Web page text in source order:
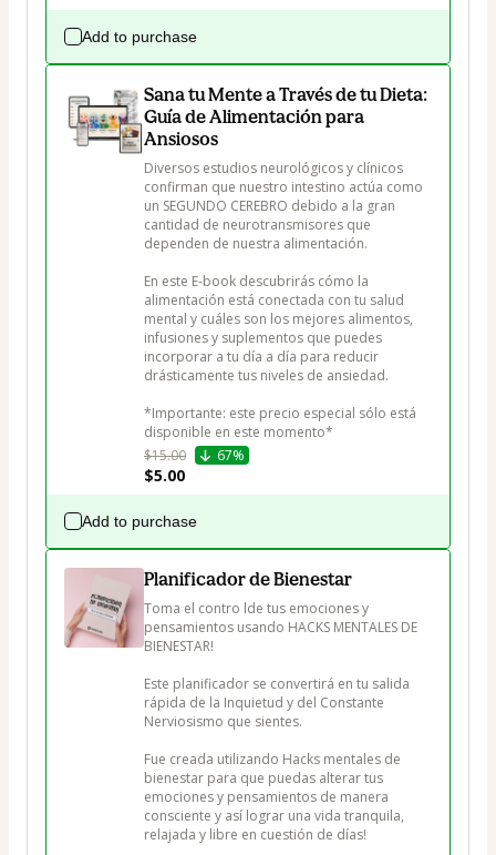
Add to purchase
Sana tu Mente a Través de tu Dieta:
Guía de Alimentación para
Ansiosos
Diversos estudios neurológicos y clínicos
confirman que nuestro intestino actúa como
un SEGUNDO CEREBRO debido a la gran
cantidad de neurotransmisores que
dependen de nuestra alimentación.
En este E-book descubrirás cómo la
alimentación está conectada con tu salud
mental y cuáles son los mejores alimentos,
infusiones y suplementos que puedes
incorporar a tu día a día para reducir
drásticamente tus niveles de ansiedad.
*Importante: este precio especial sólo está
disponible en este momento*
$15.00
67%
$5.00
Add to purchase
Planificador de Bienestar
Toma el contro lde tus emociones y
pensamientos usando HACKS MENTALES DE
BIENESTAR!
Este planificador se convertirá en tu salida
rápida de la Inquietud y del Constante
Nerviosismo que sientes.
Fue creada utilizando Hacks mentales de
bienestar para que puedas alterar tus
emociones y pensamientos de manera
consciente y así lograr una vida tranquila,
relajada y libre en cuestión de días!